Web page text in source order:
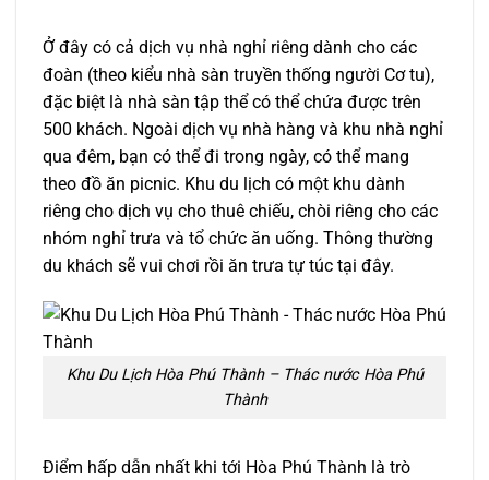
Ở đây có cả dịch vụ nhà nghỉ riêng dành cho các
đoàn (theo kiểu nhà sàn truyền thống người Cơ tu),
đặc biệt là nhà sàn tập thể có thể chứa được trên
500 khách. Ngoài dịch vụ nhà hàng và khu nhà nghỉ
qua đêm, bạn có thể đi trong ngày, có thể mang
theo đồ ăn picnic. Khu du lịch có một khu dành
riêng cho dịch vụ cho thuê chiếu, chòi riêng cho các
nhóm nghỉ trưa và tổ chức ăn uống. Thông thường
du khách sẽ vui chơi rồi ăn trưa tự túc tại đây.
Khu Du Lịch Hòa Phú Thành – Thác nước Hòa Phú
Thành
Điểm hấp dẫn nhất khi tới Hòa Phú Thành là trò